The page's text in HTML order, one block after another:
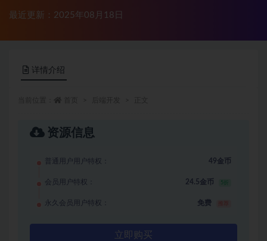
最近更新：2025年08月18日
详情介绍
资源信息
普通用户用户特权： 49金币
会员用户特权： 24.5金币 5折
永久会员用户特权： 免费
立即购买